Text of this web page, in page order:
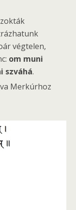
végtelen,
om muni
szváhá.
Merkúrhoz